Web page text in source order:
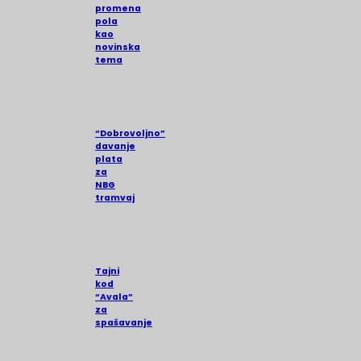
promena
pola
kao
novinska
tema
“Dobrovoljno”
davanje
plata
za
NBG
tramvaj
Tajni
kod
“Avala”
za
spašavanje